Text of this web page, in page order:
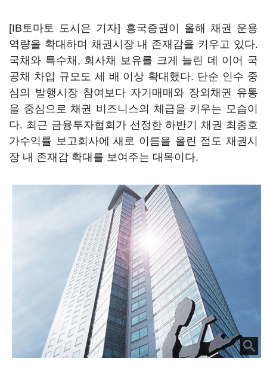
[IB토마토 도시은 기자] 흥국증권이 올해 채권 운용
역량을 확대하며 채권시장 내 존재감을 키우고 있다.
국채와 특수채, 회사채 보유를 크게 늘린 데 이어 국
공채 차입 규모도 세 배 이상 확대했다. 단순 인수 중
심의 발행시장 참여보다 자기매매와 장외채권 유통
을 중심으로 채권 비즈니스의 체급을 키우는 모습이
다. 최근 금융투자협회가 선정한 하반기 채권 최종호
가수익률 보고회사에 새로 이름을 올린 점도 채권시
장 내 존재감 확대를 보여주는 대목이다.